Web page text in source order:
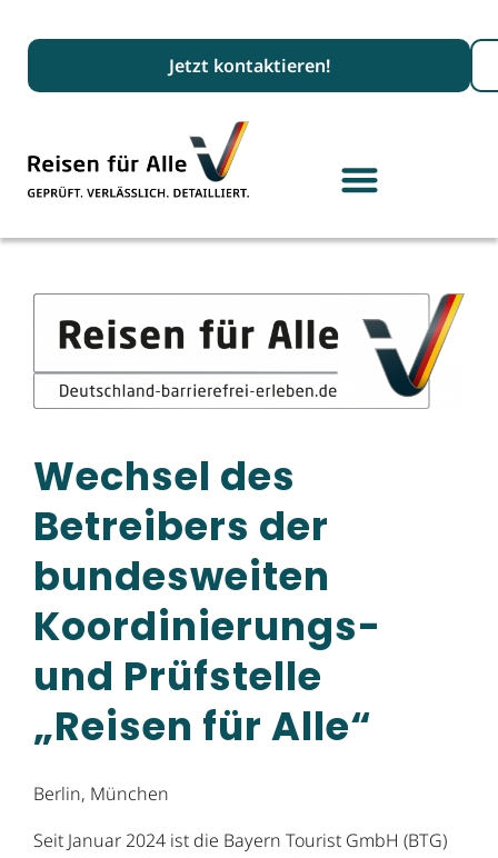
Jetzt kontaktieren!
Wechsel des
Betreibers der
bundesweiten
Koordinierungs-
und Prüfstelle
„Reisen für Alle“
Berlin, München
Seit Januar 2024 ist die Bayern Tourist GmbH (BTG)